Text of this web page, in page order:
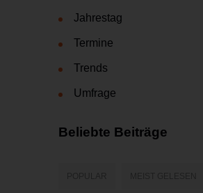
Jahrestag
Termine
Trends
Umfrage
Beliebte Beiträge